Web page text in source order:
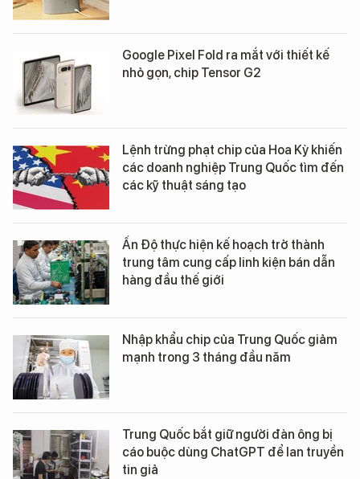
Google Pixel Fold ra mắt với thiết kế
nhỏ gọn, chip Tensor G2
Lệnh trừng phạt chip của Hoa Kỳ khiến
các doanh nghiệp Trung Quốc tìm đến
các kỹ thuật sáng tạo
Ấn Độ thực hiện kế hoạch trở thành
trung tâm cung cấp linh kiện bán dẫn
hàng đầu thế giới
Nhập khẩu chip của Trung Quốc giảm
mạnh trong 3 tháng đầu năm
Trung Quốc bắt giữ người đàn ông bị
cáo buộc dùng ChatGPT để lan truyền
tin giả